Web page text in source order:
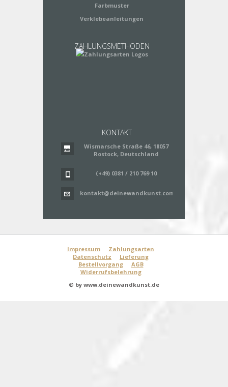
Farbmuster
Verklebeanleitungen
ZAHLUNGSMETHODEN
KONTAKT
Wismarsche Straße 46, 18057
Rostock, Deutschland
(+49) 0381 / 210 769 10
kontakt@deinewandkunst.com
Impressum
Zahlungsarten
Datenschutz
Lieferung
Bestellvorgang
AGB
Widerrufsbelehrung
© by www.deinewandkunst.de